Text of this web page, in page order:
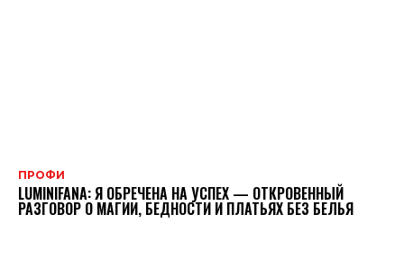
ПРОФИ
LUMINIFANA: Я ОБРЕЧЕНА НА УСПЕХ — ОТКРОВЕННЫЙ
РАЗГОВОР О МАГИИ, БЕДНОСТИ И ПЛАТЬЯХ БЕЗ БЕЛЬЯ